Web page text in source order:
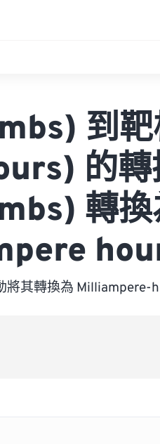
到
的轉
轉換
將其轉換為 Milliampere-